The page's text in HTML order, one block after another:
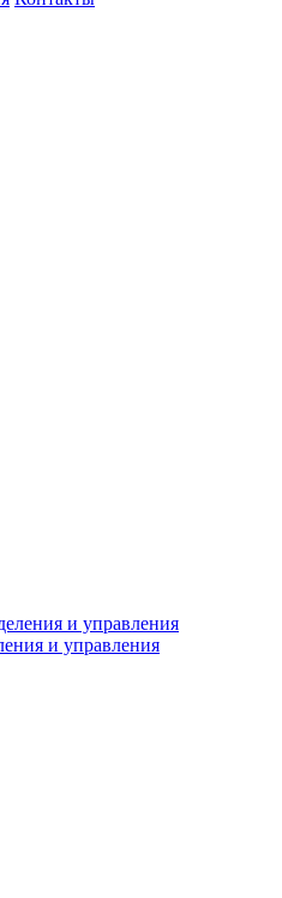
и управления